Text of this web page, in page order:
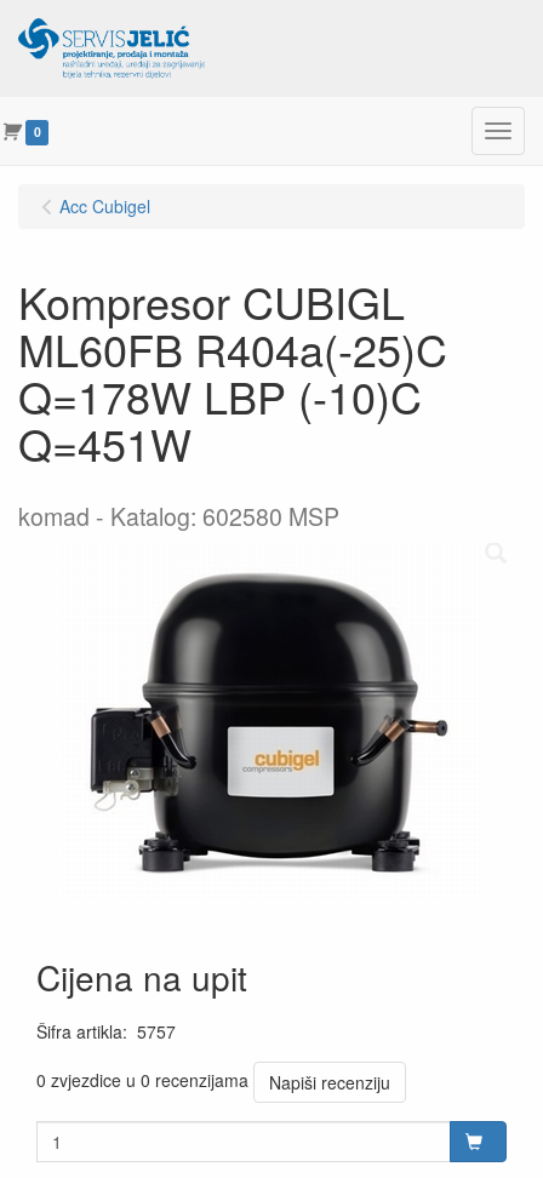
0 Menu
Acc Cubigel
Kompresor CUBIGL
ML60FB R404a(-25)C
Q=178W LBP (-10)C
Q=451W
komad Katalog: 602580 MSP
Cijena na upit
Šifra artikla: 5757
0 zvjezdice u 0 recenzijama
Napiši recenziju